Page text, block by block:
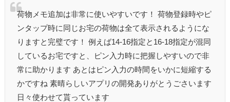
荷物メモ追加は非常に使いやすいです！ 荷物登録時やピ
ンタップ時に同じお宅の荷物は全て表示されるようにな
りますと完璧です！ 例えば14-16指定と16-18指定が混同
しているお宅ですと、ピン入力時に把握しやすいので非
常に助かります あとはピン入力の時間をいかに短縮する
かですね 素晴らしいアプリの開発ありがとうごさいます
日々使わせて貰っています